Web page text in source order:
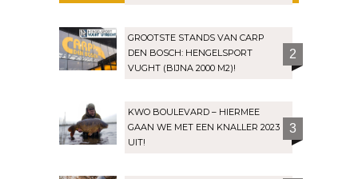
GROOTSTE STANDS VAN CARP
DEN BOSCH: HENGELSPORT
VUGHT (BIJNA 2000 M2)!
2
KWO BOULEVARD – HIERMEE
GAAN WE MET EEN KNALLER 2023
UIT!
3